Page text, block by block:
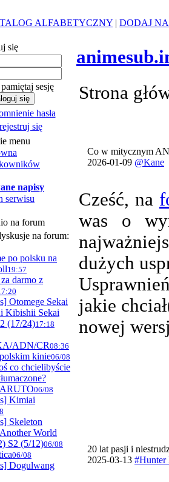
ALFABETYCZNY | DODAJ
się
pamiętaj sesję
hasła
się
menu
napisy
serwisu
na forum
na forum:
po polsku na
19:57
darmo z
Otomege Sekai
Kibishii Sekai
(17/24)17:18
ADN/CR08:36
kinie06/08
co chcielibyście
06/08
Kimiai
Skeleton
World
S2 (5/12)06/08
06/08
Dogulwang
Strona
Co w mitycznym
2026-01-09 @Kane
Cześć, na
was o
dużych
jakie
nowej
20 lat pasji i
2025-03-13